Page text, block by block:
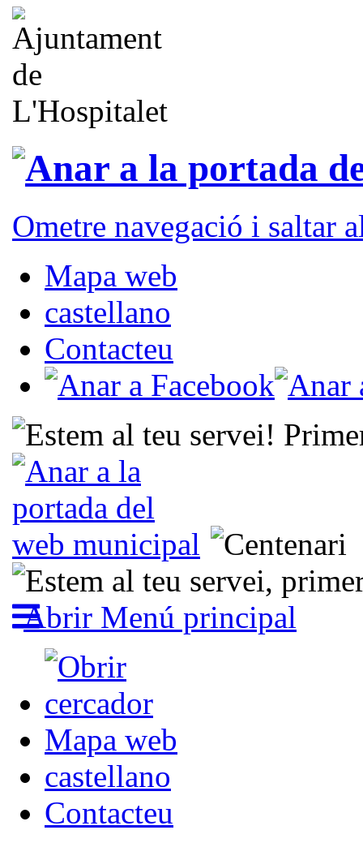
Ometre navegació i saltar
Mapa web
castellano
Contacteu
Abrir Menú principal
Mapa web
castellano
Contacteu